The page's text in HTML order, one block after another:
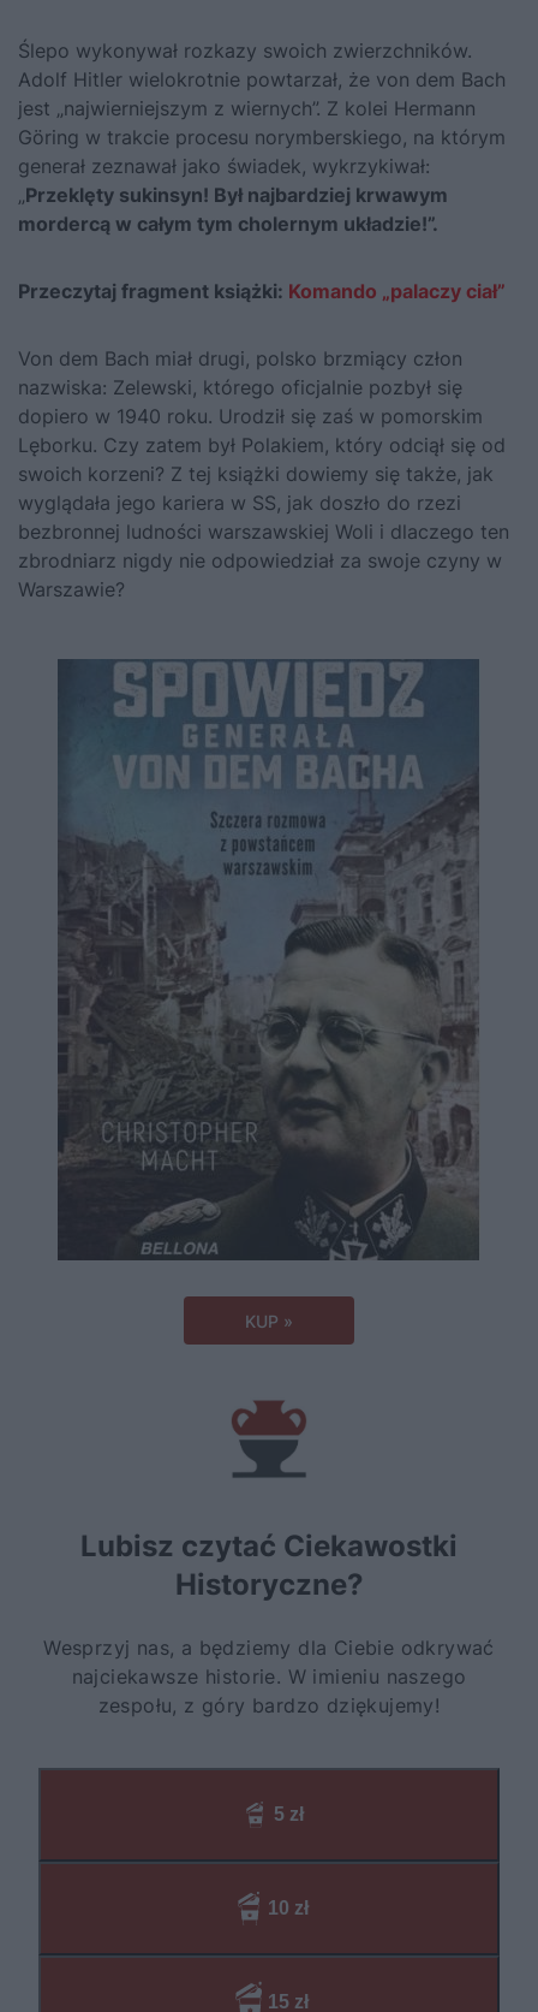
Ślepo wykonywał rozkazy swoich zwierzchników.
Adolf Hitler wielokrotnie powtarzał, że von dem Bach
jest „najwierniejszym z wiernych”. Z kolei Hermann
Göring w trakcie procesu norymberskiego, na którym
generał zeznawał jako świadek, wykrzykiwał:
„Przeklęty sukinsyn! Był najbardziej krwawym
mordercą w całym tym cholernym układzie!”.
Przeczytaj fragment książki: Komando „palaczy ciał”
Von dem Bach miał drugi, polsko brzmiący człon
nazwiska: Zelewski, którego oficjalnie pozbył się
dopiero w 1940 roku. Urodził się zaś w pomorskim
Lęborku. Czy zatem był Polakiem, który odciął się od
swoich korzeni? Z tej książki dowiemy się także, jak
wyglądała jego kariera w SS, jak doszło do rzezi
bezbronnej ludności warszawskiej Woli i dlaczego ten
zbrodniarz nigdy nie odpowiedział za swoje czyny w
Warszawie?
KUP »